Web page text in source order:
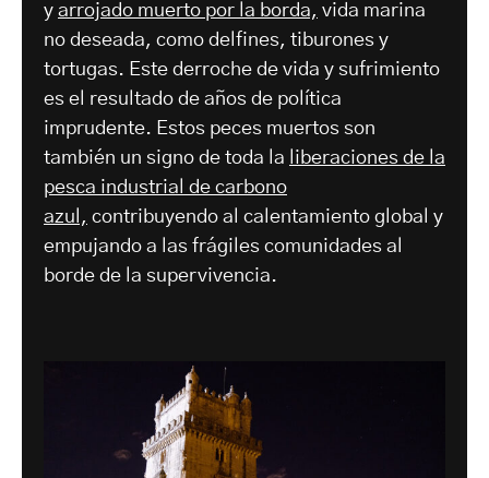
y arrojado muerto por la borda, vida marina
no deseada, como delfines, tiburones y
tortugas. Este derroche de vida y sufrimiento
es el resultado de años de política
imprudente. Estos peces muertos son
también un signo de toda la
liberaciones de la
pesca industrial de carbono
azul, contribuyendo al calentamiento global y
empujando a las frágiles comunidades al
borde de la supervivencia.